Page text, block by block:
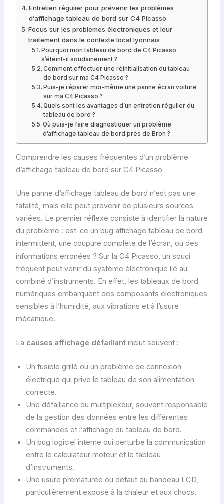
Entretien régulier pour prévenir les problèmes
d’affichage tableau de bord sur C4 Picasso
Focus sur les problèmes électroniques et leur
traitement dans le contexte local lyonnais
Pourquoi mon tableau de bord de C4 Picasso
s’éteint-il soudainement ?
Comment effectuer une réinitialisation du tableau
de bord sur ma C4 Picasso ?
Puis-je réparer moi-même une panne écran voiture
sur ma C4 Picasso ?
Quels sont les avantages d’un entretien régulier du
tableau de bord ?
Où puis-je faire diagnostiquer un problème
d’affichage tableau de bord près de Bron ?
Comprendre les causes fréquentes d’un problème
d’affichage tableau de bord sur C4 Picasso
Une panne d’affichage tableau de bord n’est pas une
fatalité, mais elle peut provenir de plusieurs sources
variées. Le premier réflexe consiste à identifier la nature
du problème : est-ce un bug affichage tableau de bord
intermittent, une coupure complète de l’écran, ou des
informations erronées ? Sur la C4 Picasso, un souci
fréquent peut venir du système électronique lié au
combiné d’instruments. En effet, les tableaux de bord
numériques embarquent des composants électroniques
sensibles à l’humidité, aux vibrations et à l’usure
mécanique.
La causes affichage défaillantinclut souvent :
Un fusible grillé ou un problème de connexion
électrique qui prive le tableau de son alimentation
correcte.
Une défaillance du multiplexeur, souvent responsable
de la gestion des données entre les différentes
commandes et l’affichage du tableau de bord.
Un bug logiciel interne qui perturbe la communication
entre le calculateur moteur et le tableau
d’instruments.
Une usure prématurée ou défaut du bandeau LCD,
particulièrement exposé à la chaleur et aux chocs.